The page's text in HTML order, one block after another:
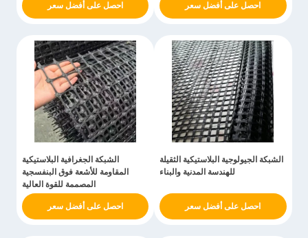
احصل على أفضل سعر احصل على أفضل سعر
الشبكة الجيولوجية البلاستيكية الثقيلة
للهندسة المدنية والبناء
احصل على أفضل سعر
الشبكة الجغرافية البلاستيكية
المقاومة للأشعة فوق البنفسجية
المصممة للقوة العالية
احصل على أفضل سعر